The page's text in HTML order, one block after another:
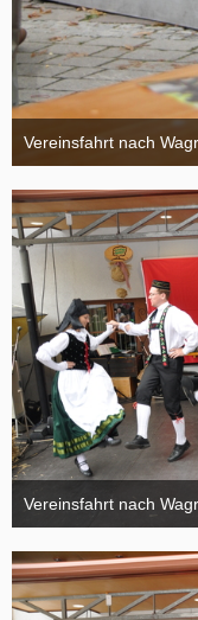
Vereinsfahrt nach
4. Oktober 2015
Vereinsfahrt nach
4. Oktober 2015